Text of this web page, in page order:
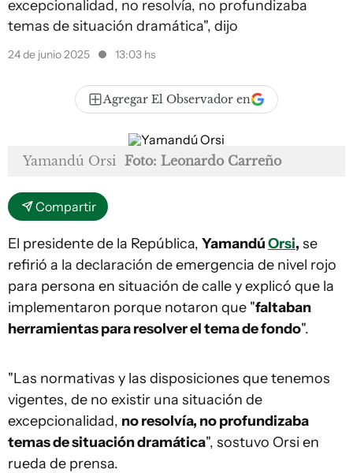
excepcionalidad, no resolvía, no profundizaba
temas de situación dramática", dijo
24 de junio 2025 13:03 hs
Agregar El Observador en
Yamandú Orsi Foto: Leonardo Carreño
Compartir
El presidente de la República, YamandúOrsi, se
refirió a la declaración de emergencia de nivel rojo
para persona en situación de calle y explicó que la
implementaron porque notaron que "faltaban
herramientas para resolver el tema de fondo".
"Las normativas y las disposiciones que tenemos
vigentes, de no existir una situación de
excepcionalidad, no resolvía, no profundizaba
temas de situación dramática", sostuvo Orsi en
rueda de prensa.